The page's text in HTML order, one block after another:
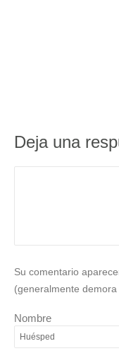
Deja una
Su comentario
(generalmente demora
Nombre